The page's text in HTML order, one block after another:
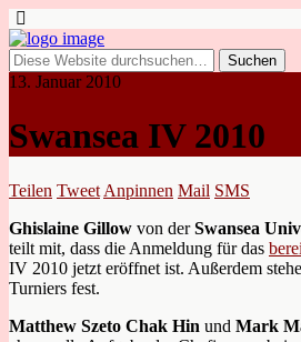
13. Januar 2010
Swansea IV 2010
Teilen Tweet Anpinnen Mail SMS
Ghislaine Gillow von derSwansea
teilt mit, dass die Anmeldung für das
IV 2010 jetzt eröffnet ist. Außerdem
Turniers fest.
Matthew Szeto Chak Hin und Mark